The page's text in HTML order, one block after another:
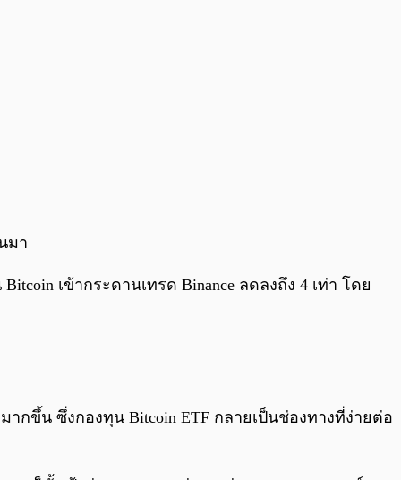
มา
เข้ากระดานเทรด Binance ลดลงถึง 4 เท่า โดย
กขึ้น ซึ่งกองทุน Bitcoin ETF กลายเป็นช่องทางที่ง่ายต่อ